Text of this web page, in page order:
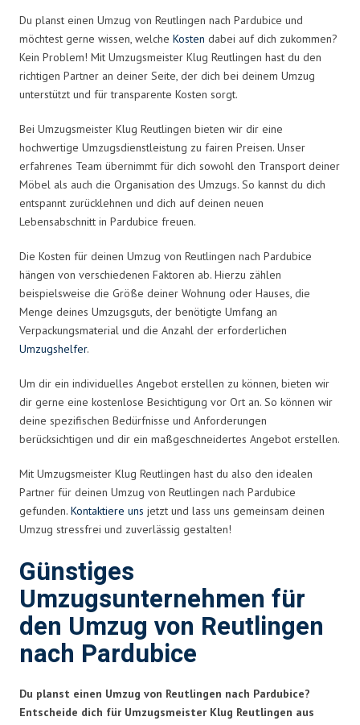
Du planst einen Umzug von Reutlingen nach Pardubice und
möchtest gerne wissen, welche Kosten dabei auf dich zukommen?
Kein Problem! Mit Umzugsmeister Klug Reutlingen hast du den
richtigen Partner an deiner Seite, der dich bei deinem Umzug
unterstützt und für transparente Kosten sorgt.
Bei Umzugsmeister Klug Reutlingen bieten wir dir eine
hochwertige Umzugsdienstleistung zu fairen Preisen. Unser
erfahrenes Team übernimmt für dich sowohl den Transport deiner
Möbel als auch die Organisation des Umzugs. So kannst du dich
entspannt zurücklehnen und dich auf deinen neuen
Lebensabschnitt in Pardubice freuen.
Die Kosten für deinen Umzug von Reutlingen nach Pardubice
hängen von verschiedenen Faktoren ab. Hierzu zählen
beispielsweise die Größe deiner Wohnung oder Hauses, die
Menge deines Umzugsguts, der benötigte Umfang an
Verpackungsmaterial und die Anzahl der erforderlichen
Umzugshelfer.
Um dir ein individuelles Angebot erstellen zu können, bieten wir
dir gerne eine kostenlose Besichtigung vor Ort an. So können wir
deine spezifischen Bedürfnisse und Anforderungen
berücksichtigen und dir ein maßgeschneidertes Angebot erstellen.
Mit Umzugsmeister Klug Reutlingen hast du also den idealen
Partner für deinen Umzug von Reutlingen nach Pardubice
gefunden. Kontaktiere uns jetzt und lass uns gemeinsam deinen
Umzug stressfrei und zuverlässig gestalten!
Günstiges
Umzugsunternehmen für
den Umzug von Reutlingen
nach Pardubice
Du planst einen Umzug von Reutlingen nach Pardubice?
Entscheide dich für Umzugsmeister Klug Reutlingen aus